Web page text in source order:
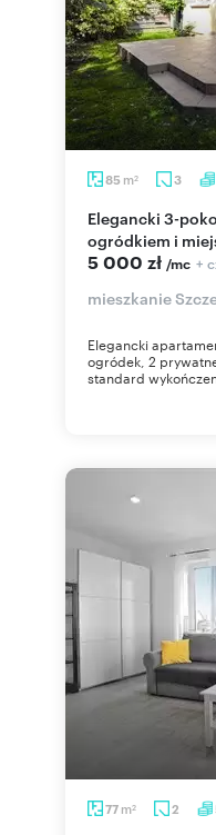
85 m2 3
Elegancki 3-pokojowy apartament z
ogródkiem i
5 000 zł /mc +
mieszkanie
Elegancki
ogródek, 2
standard
77 m2 2